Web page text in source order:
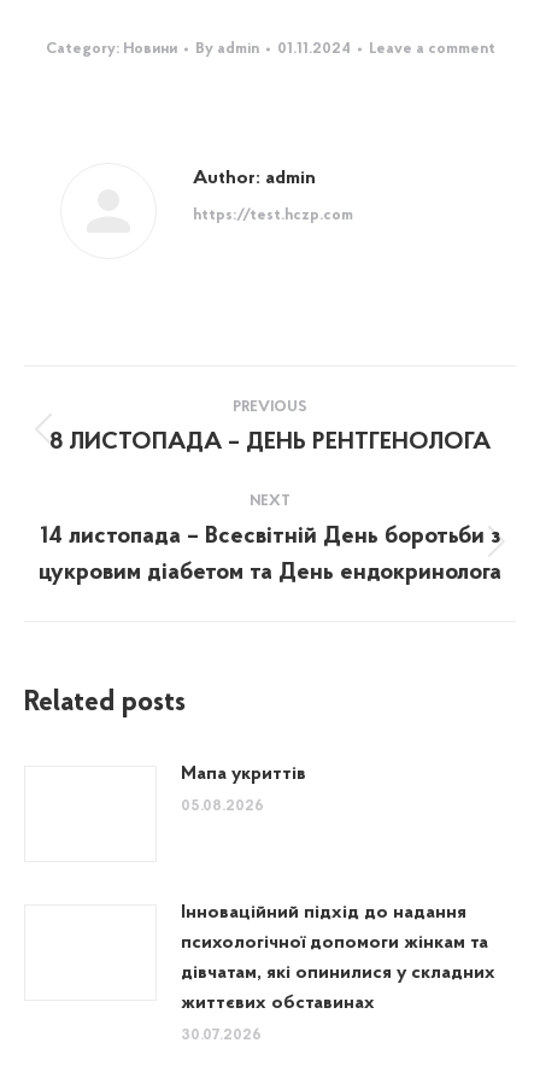
Category: Новини By admin 01.11.2024 Leave a comment
Author: admin
https://test.hczp.com
navigation
PREVIOUS
Previous
8 ЛИСТОПАДА – ДЕНЬ РЕНТГЕНОЛОГА
NEXT
post:
14 листопада – Всесвітній День боротьби з
цукровим діабетом та День ендокринолога
Related posts
Мапа укриттів
05.08.2026
Інноваційний підхід до надання
психологічної допомоги жінкам та
дівчатам, які опинилися у складних
життєвих обставинах
30.07.2026